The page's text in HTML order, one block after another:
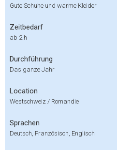
Gute Schuhe und warme Kleider
Zeitbedarf
ab 2 h
Durchführung
Das ganze Jahr
Location
Westschweiz / Romandie
Sprachen
Deutsch, Französisch, Englisch